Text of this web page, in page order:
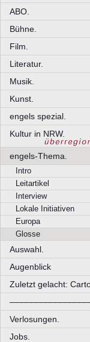
ABO.
Bühne.
Film.
Literatur.
Musik.
Kunst.
engels spezial.
Kultur in NRW.
engels-Thema.
Intro
Leitartikel
Interview
Lokale Initiativen
Europa
Glosse
Auswahl.
Augenblick
Zuletzt gelacht:
Verlosungen.
Jobs.